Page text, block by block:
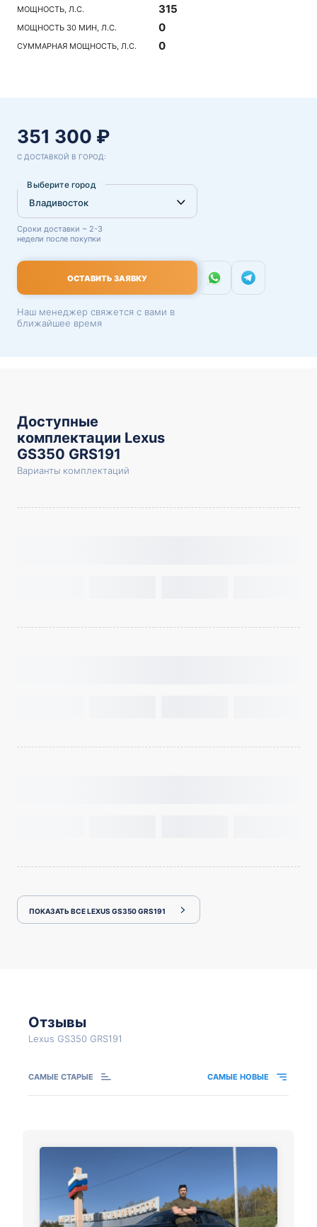
МОЩНОСТЬ, Л.С. 315
МОЩНОСТЬ 30 МИН, Л.С. 0
СУММАРНАЯ МОЩНОСТЬ, Л.С. 0
351 300 ₽
С ДОСТАВКОЙ В ГОРОД:
Выберите город
Сроки доставки ~ 2-3
недели после покупки
ОСТАВИТЬ ЗАЯВКУ
Наш менеджер свяжется с вами в
ближайшее время
Доступные
комплектации Lexus
GS350 GRS191
Варианты комплектаций
ПОКАЗАТЬ ВСЕ LEXUS GS350 GRS191
Отзывы
Lexus GS350 GRS191
САМЫЕ СТАРЫЕ САМЫЕ НОВЫЕ